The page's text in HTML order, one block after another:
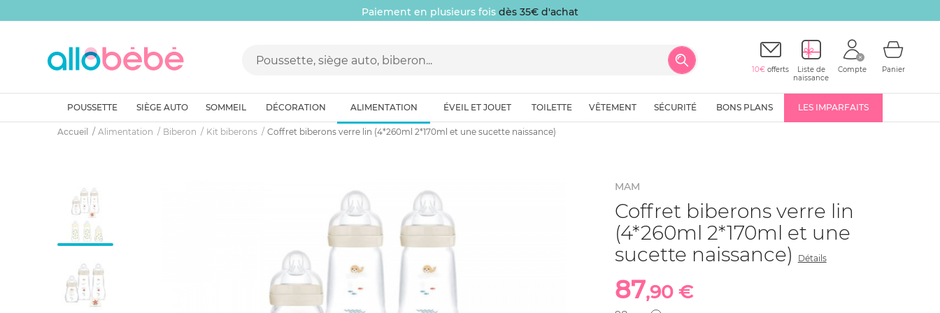
Paiement en plusieurs fois dès 35€ d'achat
10€ offerts
Liste de
naissance
Compte Panier
POUSSETTE SIÈGE AUTO SOMMEIL DÉCORATION ALIMENTATION ÉVEIL ET JOUET TOILETTE VÊTEMENT SÉCURITÉ BONS PLANS LES IMPARFAITS
Accueil Alimentation Biberon Kit biberons Coffret biberons verre lin (4*260ml 2*170ml et une sucette naissance)
MAM
Coffret biberons verre lin
(4*260ml 2*170ml et une
sucette naissance)
Détails
87,90 €